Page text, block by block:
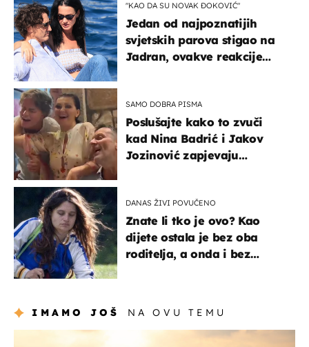
"KAO DA SU NOVAK ĐOKOVIĆ"
Jedan od najpoznatijih
svjetskih parova stigao na
Jadran, ovakve reakcije
SAMO DOBRA PISMA
Poslušajte kako to zvuči
kad Nina Badrić i Jakov
Jozinović zapjevaju
DANAS ŽIVI POVUČENO
Znate li tko je ovo? Kao
dijete ostala je bez oba
roditelja, a onda i bez
IMAMO JOŠ NA OVU TEMU